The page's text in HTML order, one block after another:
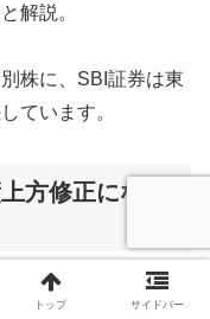
解説。
株に、SBI証券は東
ています。
方修正になる
の急激な円安を受け
トップ サイドバー